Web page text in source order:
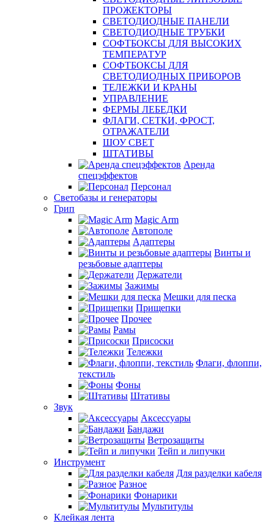
ПРОЖЕКТОРЫ
СВЕТОДИОДНЫЕ ПАНЕЛИ
СВЕТОДИОДНЫЕ ТРУБКИ
СОФТБОКСЫ ДЛЯ ВЫСОКИХ
ТЕМПЕРАТУР
СОФТБОКСЫ ДЛЯ
СВЕТОДИОДНЫХ ПРИБОРОВ
ТЕЛЕЖКИ И КРАНЫ
УПРАВЛЕНИЕ
ФЕРМЫ ЛЕБЕДКИ
ФЛАГИ, СЕТКИ, ФРОСТ,
ОТРАЖАТЕЛИ
ШОУ СВЕТ
ШТАТИВЫ
Аренда
спецэффектов
Персонал
Светобазы и генераторы
Грип
Magic Arm
Автополе
Адаптеры
Винты и
резьбовые адаптеры
Держатели
Зажимы
Мешки для песка
Прищепки
Прочее
Рамы
Присоски
Тележки
Флаги, флоппи,
текстиль
Фоны
Штативы
Звук
Аксессуары
Бандажи
Ветрозащиты
Тейп и липучки
Инструмент
Для разделки кабеля
Разное
Фонарики
Мультитулы
Клейкая лента